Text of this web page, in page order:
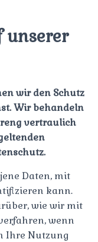
unserer
wir den Schutz
Wir behandeln
vertraulich
Daten, mit
kann.
wie wir mit
wenn
Ihre Nutzung